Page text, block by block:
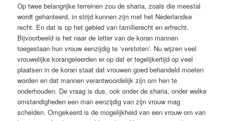
Op twee belangrijke terreinen zou de sharia, zoals die meestal
wordt gehanteerd, in strijd kunnen zijn met het Nederlandse
recht. En dat is op het gebied van familierecht en erfrecht.
Bijvoorbeeld is het naar de letter van de koran mannen
toegestaan hun vrouw eenzijdig te ‘verstoten’. Nu wijzen veel
vrouwelijke korangeleerden er op dat er tegelijkertijd op veel
plaatsen in de koran staat dat vrouwen goed behandeld moeten
worden en dat mannen verantwoordelijk zijn om hen te
onderhouden. De vraag is dus, ook onder de sharia, onder welke
omstandigheden een man eenzijdig van zijn vrouw mag
scheiden. Omgekeerd is de mogelijkheid van een vrouw om van